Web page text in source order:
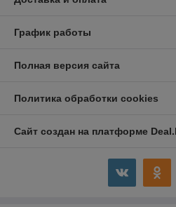
График работы
Полная версия сайта
Политика обработки cookies
Сайт создан на платформе